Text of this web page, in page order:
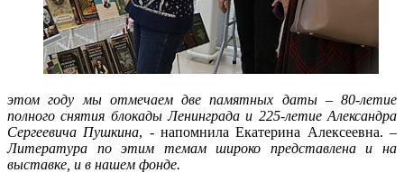
этом году мы отмечаем две памятных даты – 80-летие
полного снятия блокады Ленинграда и 225-летие Александра
Сергеевича Пушкина, - напомнила Екатерина Алексеевна. –
Литература по этим темам широко представлена и на
выставке, и в нашем фонде.